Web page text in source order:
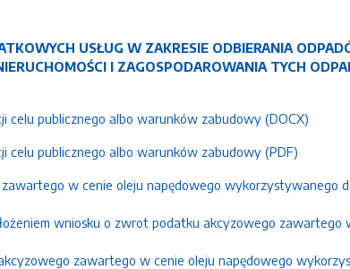
USŁUG W ZAKRESIE ODBIERANIA
I ZAGOSPODAROWANIA TYCH
celu publicznego albo warunków zabudowy (DOCX)
celu publicznego albo warunków zabudowy (PDF)
w cenie oleju napędowego wykorzystywanego
wniosku o zwrot podatku akcyzowego
zawartego w cenie oleju napędowego